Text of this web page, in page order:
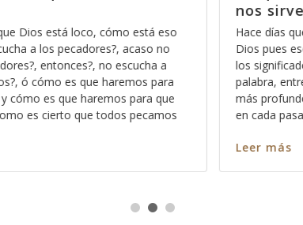
acerca de la revelación de
que Dios usa para mostrarnos
ocultos sino profundos de la
nos vamos familiarizando con ella,
permite Dios ver en cada versículo y
más claro nos queda cada mensaje y
Dios
Muchas
cosas
que
estar
y que si
el riesgo
Leer más